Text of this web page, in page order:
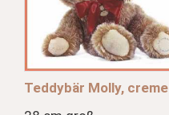
Teddybär Molly, creme